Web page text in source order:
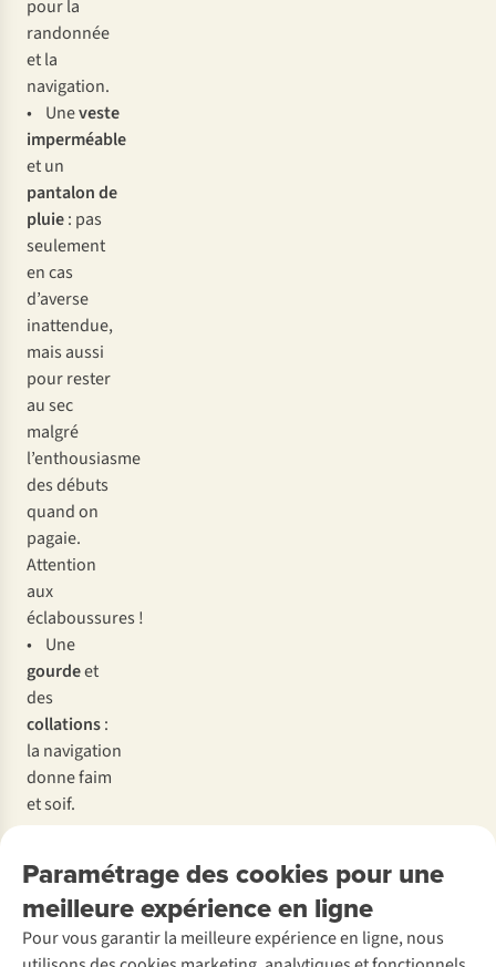
pour la
randonnée
et la
navigation.
• Uneveste
imperméable
et un
pantalon de
pluie: pas
seulement
en cas
d’averse
inattendue,
mais aussi
pour rester
au sec
malgré
l’enthousiasme
des débuts
quand on
pagaie.
Attention
aux
éclaboussures !
• Une
gourdeet
des
collations:
la navigation
donne faim
et soif.
pour les
activités
nautiques
Paramétrage des cookies pour une
meilleure expérience en ligne
Pour vous garantir la meilleure expérience en ligne, nous